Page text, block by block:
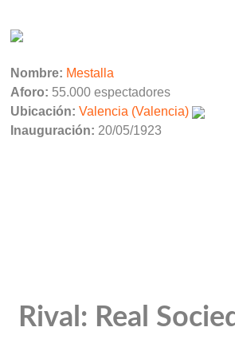
Nombre: Mestalla
Aforo: 55.000 espectadores
Ubicación: Valencia (Valencia)
Inauguración: 20/05/1923
Rival: Real